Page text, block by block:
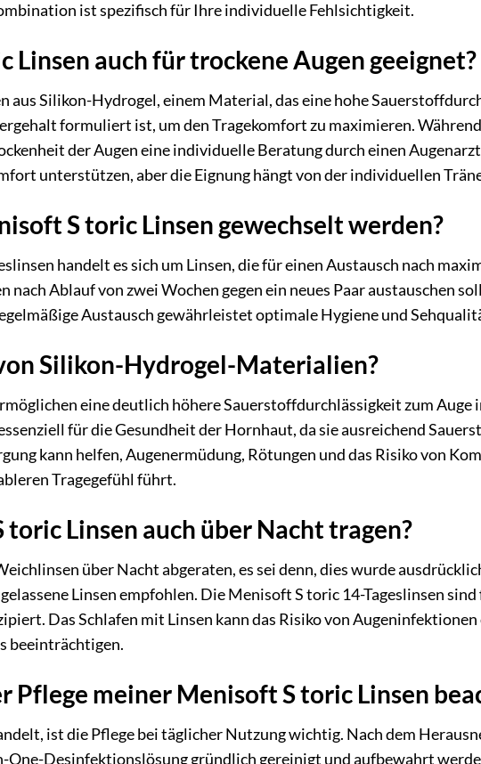
ist spezifisch für Ihre individuelle Fehlsichtigkeit.
Linsen auch für trockene Augen geeignet?
aus Silikon-Hydrogel, einem Material, das eine hohe
formuliert ist, um den Tragekomfort zu maximieren.
der Augen eine individuelle Beratung durch einen
unterstützen, aber die Eignung hängt von der individuellen
S toric Linsen gewechselt werden?
handelt es sich um Linsen, die für einen Austausch nach
nach Ablauf von zwei Wochen gegen ein neues Paar austauschen
Austausch gewährleistet optimale Hygiene und
Silikon-Hydrogel-Materialien?
eine deutlich höhere Sauerstoffdurchlässigkeit zum Auge
für die Gesundheit der Hornhaut, da sie ausreichend
kann helfen, Augenermüdung, Rötungen und das Risiko von
Tragegefühl führt.
Linsen auch über Nacht tragen?
über Nacht abgeraten, es sei denn, dies wurde
Linsen empfohlen. Die Menisoft S toric 14-Tageslinsen
Das Schlafen mit Linsen kann das Risiko von
beeinträchtigen.
Pflege meiner Menisoft S toric Linsen
ist die Pflege bei täglicher Nutzung wichtig. Nach dem
One-Desinfektionslösung gründlich gereinigt und aufbewahrt